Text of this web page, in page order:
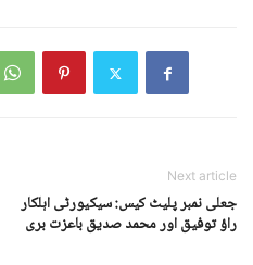
Next article
جعلی نمبر پلیٹ کیس: سیکیورٹی اہلکار
راؤ توفیق اور محمد صدیق باعزت بری